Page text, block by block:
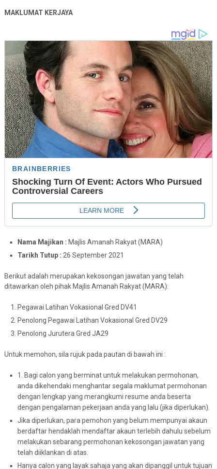
MAKLUMAT KERJAYA
Nama Majikan : Majlis Amanah Rakyat (MARA)
Tarikh Tutup : 26 September 2021
Berikut adalah merupakan kekosongan jawatan yang telah
ditawarkan oleh pihak Majlis Amanah Rakyat (MARA):
Pegawai Latihan Vokasional Gred DV41
Penolong Pegawai Latihan Vokasional Gred DV29
Penolong Jurutera Gred JA29
Untuk memohon, sila rujuk pada pautan di bawah ini :
1. Bagi calon yang berminat untuk melakukan permohonan,
anda dikehendaki menghantar segala maklumat permohonan
dengan lengkap yang merangkumi resume anda beserta
dengan pengalaman pekerjaan anda yang lalu (jika diperlukan).
Jika diperlukan, para pemohon yang belum mempunyai akaun
berdaftar hendaklah mendaftar akaun terlebih dahulu sebelum
melakukan sebarang permohonan kekosongan jawatan yang
telah diiklankan di atas.
Hanya calon yang layak sahaja yang akan dipanggil untuk tujuan